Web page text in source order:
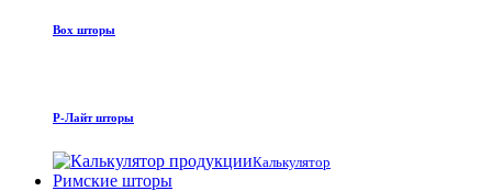
Box шторы
Р-Лайт шторы
Калькулятор
Римские шторы